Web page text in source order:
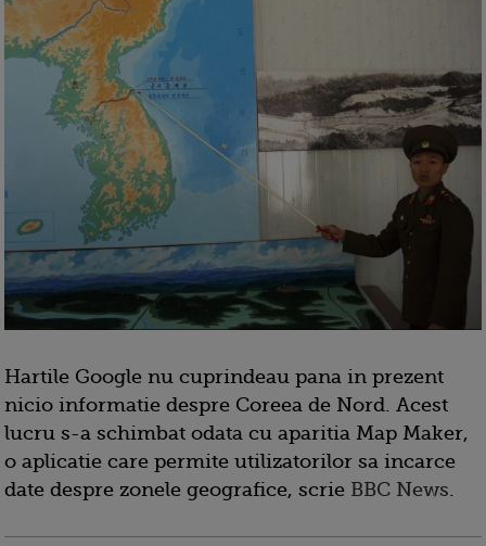
Hartile Google nu cuprindeau pana in prezent
nicio informatie despre Coreea de Nord. Acest
lucru s-a schimbat odata cu aparitia Map Maker,
o aplicatie care permite utilizatorilor sa incarce
date despre zonele geografice, scrie BBC News.